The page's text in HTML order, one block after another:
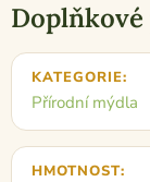
KATEGORIE:
Přírodní mýdla
HMOTNOST: